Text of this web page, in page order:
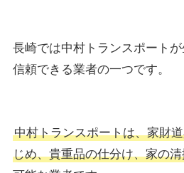
長崎では中村トランスポート
信頼できる業者の一つです。
中村トランスポートは、家財
じめ、貴重品の仕分け、家の